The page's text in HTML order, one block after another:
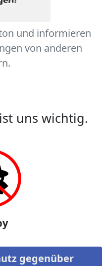
und informieren
von anderen
uns wichtig.
gegenüber